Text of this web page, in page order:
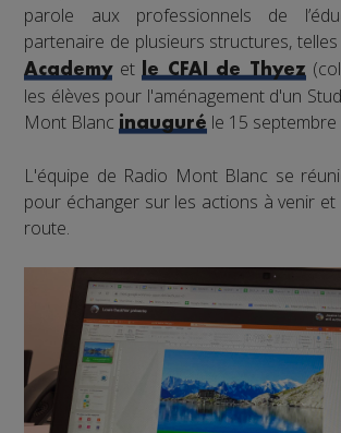
parole aux professionnels de
partenaire de plusieurs structures,
Academyet le CFAI de Thyez
les élèves pour l'aménagement d'un
Mont Blancinauguré le 15 septembre
L'équipe de Radio Mont Blanc se
pour échanger sur les actions à venir
route.